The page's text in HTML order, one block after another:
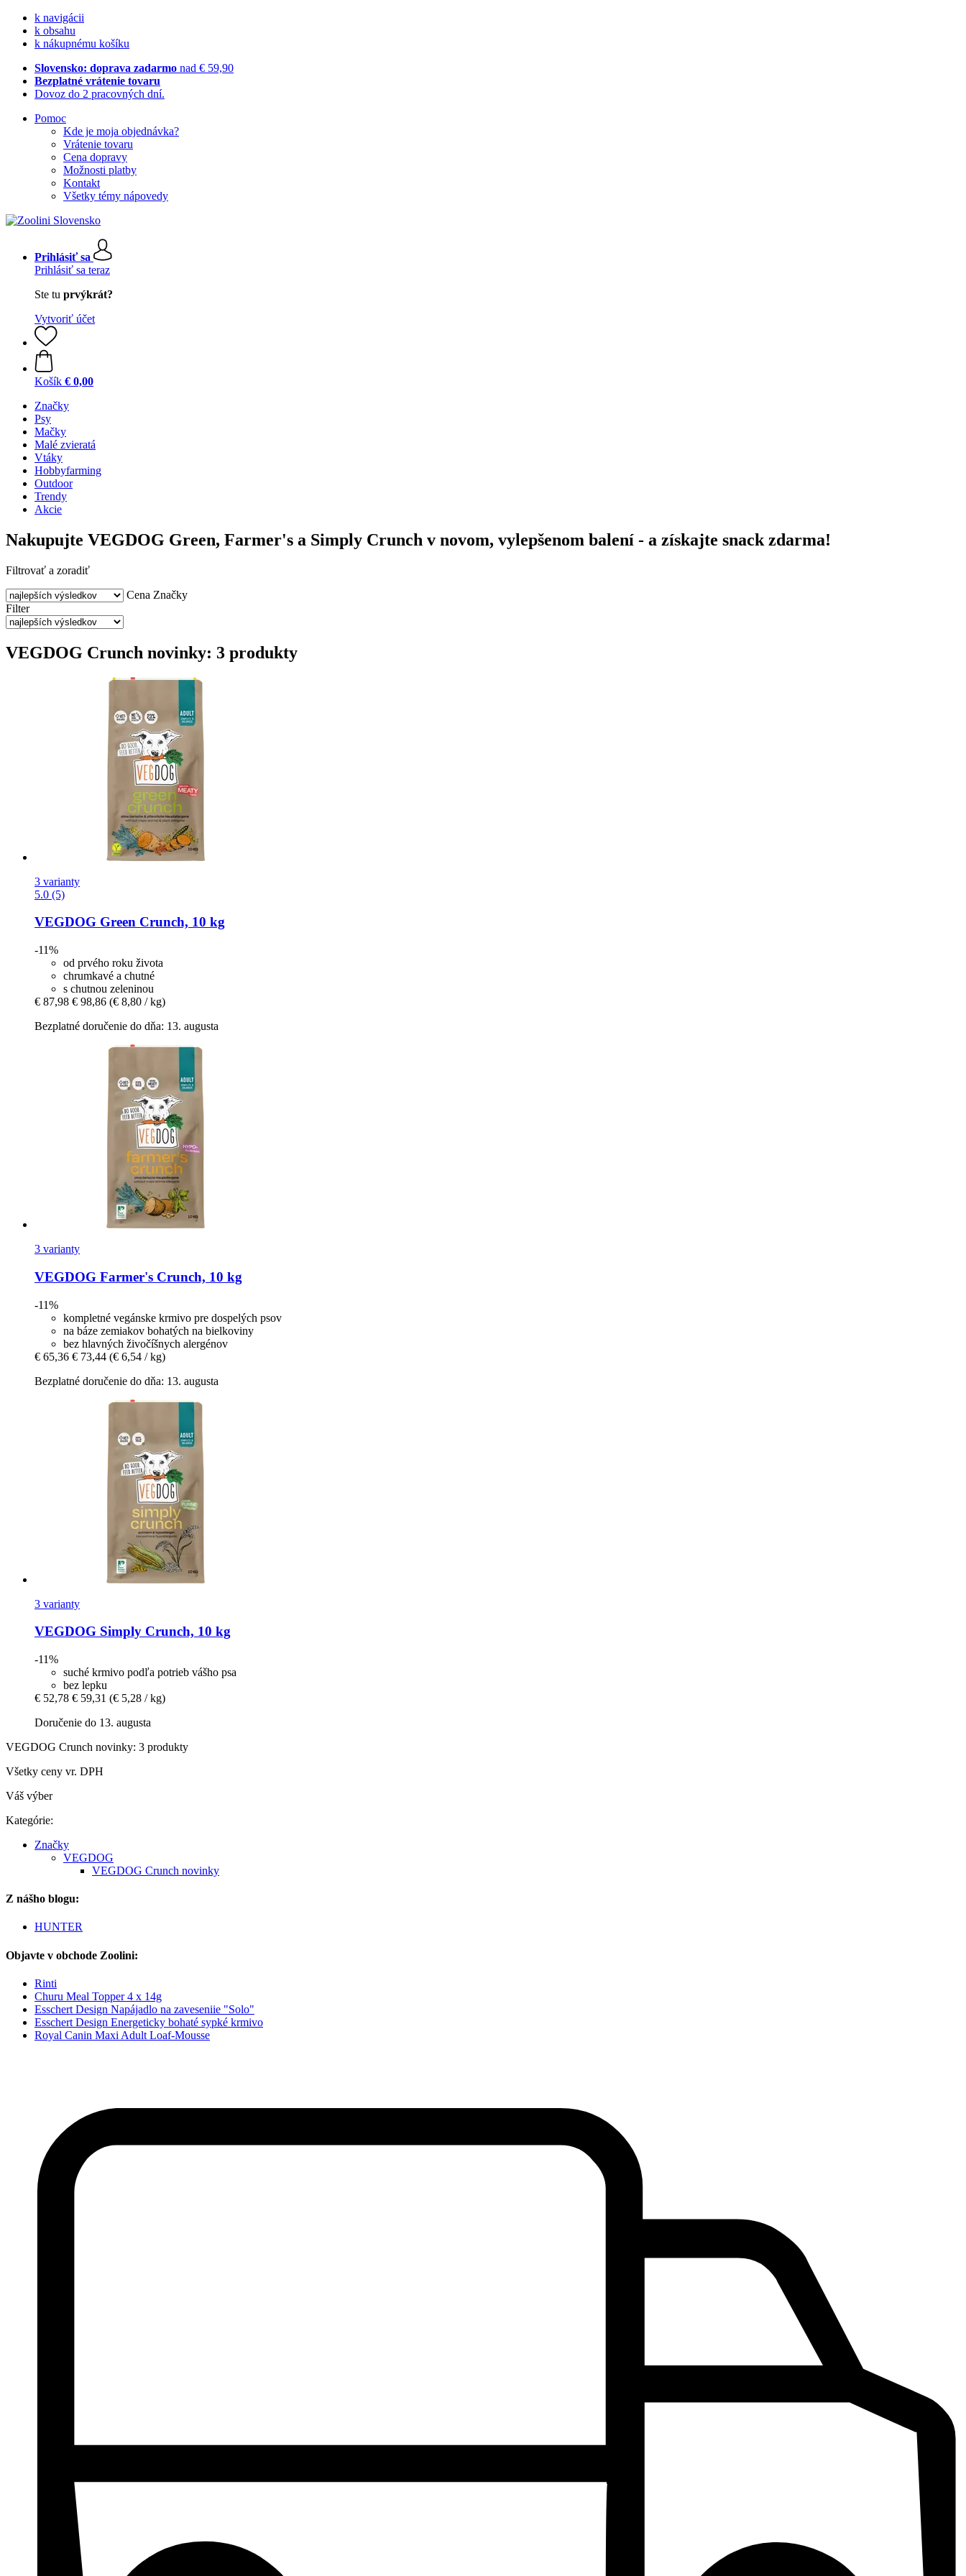
k navigácii
k obsahu
k nákupnému košíku
Slovensko: doprava zadarmo nad € 59,90
Bezplatné vrátenie tovaru
Dovoz do 2 pracovných dní.
Pomoc
Kde je moja objednávka?
Vrátenie tovaru
Cena dopravy
Možnosti platby
Kontakt
Všetky témy nápovedy
Prihlásiť sa
Prihlásiť sa teraz
Ste tu prvýkrát?
Vytvoriť účet
Košík € 0,00
Značky
Psy
Mačky
Malé zvieratá
Vtáky
Hobbyfarming
Outdoor
Trendy
Akcie
Nakupujte VEGDOG Green, Farmer's a Simply Crunch v novom, vylepšenom balení - a získajte snack zdarma!
Filtrovať a zoradiť
Cena Značky
Filter
VEGDOG Crunch novinky: 3 produkty
3 varianty
5.0 (5)
VEGDOG Green Crunch, 10 kg
-11%
od prvého roku života
chrumkavé a chutné
s chutnou zeleninou
€ 87,98 € 98,86 (€ 8,80 / kg)
Bezplatné doručenie do dňa: 13. augusta
3 varianty
VEGDOG Farmer's Crunch, 10 kg
-11%
kompletné vegánske krmivo pre dospelých psov
na báze zemiakov bohatých na bielkoviny
bez hlavných živočíšnych alergénov
€ 65,36 € 73,44 (€ 6,54 / kg)
Bezplatné doručenie do dňa: 13. augusta
3 varianty
VEGDOG Simply Crunch, 10 kg
-11%
suché krmivo podľa potrieb vášho psa
bez lepku
€ 52,78 € 59,31 (€ 5,28 / kg)
Doručenie do 13. augusta
VEGDOG Crunch novinky: 3 produkty
Všetky ceny vr. DPH
Váš výber
Kategórie:
Značky
VEGDOG
VEGDOG Crunch novinky
Z nášho blogu:
HUNTER
Objavte v obchode Zoolini:
Rinti
Churu Meal Topper 4 x 14g
Esschert Design Napájadlo na zaveseniie "Solo"
Esschert Design Energeticky bohaté sypké krmivo
Royal Canin Maxi Adult Loaf-Mousse